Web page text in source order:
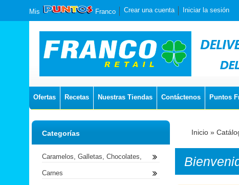
Mis Franco Crear una cuenta Iniciar la sesión
Ofertas Recetas Nuestras Tiendas Contáctenos Puntos
Inicio »
Categorías
Caramelos, Galletas, Chocolates,
Carnes